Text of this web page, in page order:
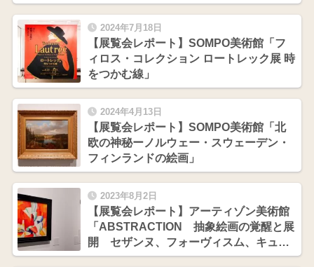
2024年7月18日
【展覧会レポート】SOMPO美術館「フ
ィロス・コレクション ロートレック展 時
をつかむ線」
2024年4月13日
【展覧会レポート】SOMPO美術館「北
欧の神秘ーノルウェー・スウェーデン・
フィンランドの絵画」
2023年8月2日
【展覧会レポート】アーティゾン美術館
「ABSTRACTION 抽象絵画の覚醒と展
開 セザンヌ、フォーヴィスム、キュビ
スムから現代へ」